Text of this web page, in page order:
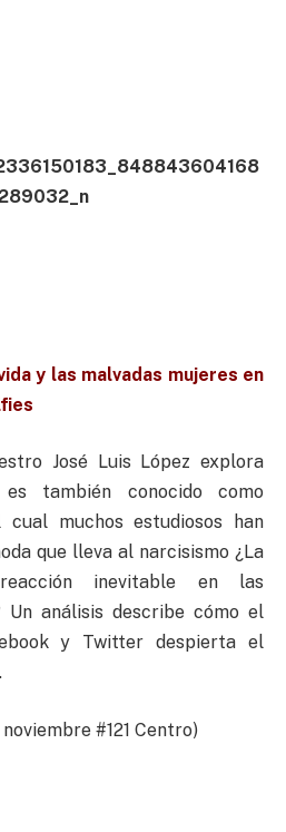
y las malvadas mujeres en
José Luis López explora
también conocido como
cual muchos estudiosos han
que lleva al narcisismo ¿La
inevitable en las
Un análisis describe cómo el
y Twitter despierta el
noviembre #121 Centro)